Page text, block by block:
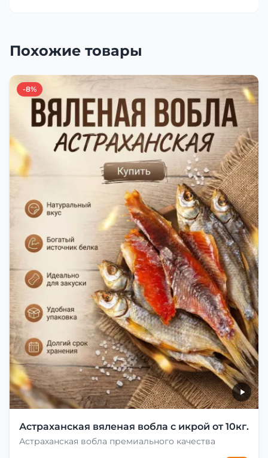
Похожие товары
-8%
Астраханская вяленая вобла с икрой от 10кг.
Астраханская вобла премиального качества